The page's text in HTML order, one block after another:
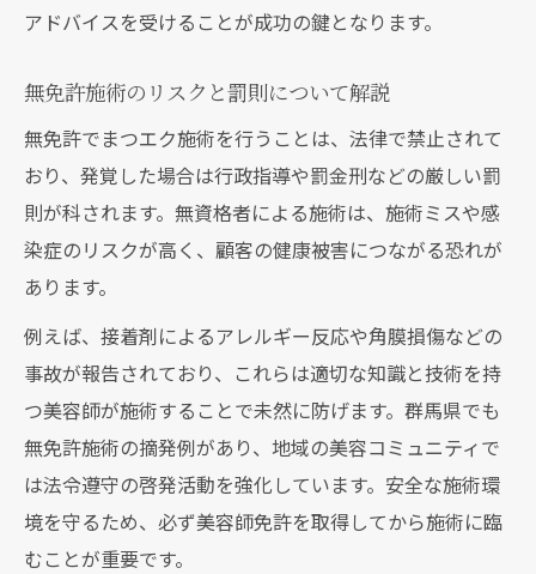
アドバイスを受けることが成功の鍵となります。
無免許施術のリスクと罰則について解説
無免許でまつエク施術を行うことは、法律で禁止されて
おり、発覚した場合は行政指導や罰金刑などの厳しい罰
則が科されます。無資格者による施術は、施術ミスや感
染症のリスクが高く、顧客の健康被害につながる恐れが
あります。
例えば、接着剤によるアレルギー反応や角膜損傷などの
事故が報告されており、これらは適切な知識と技術を持
つ美容師が施術することで未然に防げます。群馬県でも
無免許施術の摘発例があり、地域の美容コミュニティで
は法令遵守の啓発活動を強化しています。安全な施術環
境を守るため、必ず美容師免許を取得してから施術に臨
むことが重要です。